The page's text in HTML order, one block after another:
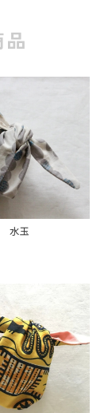
水玉